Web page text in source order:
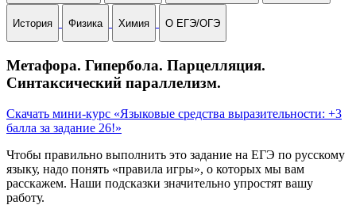
История Физика Химия О ЕГЭ/ОГЭ
Метафора. Гипербола. Парцелляция.
Синтаксический параллелизм.
Скачать мини-курс «Языковые средства выразительности: +3
балла за задание 26!»
Чтобы правильно выполнить это задание на ЕГЭ по русскому
языку, надо понять «правила игры», о которых мы вам
расскажем. Наши подсказки значительно упростят вашу
работу.